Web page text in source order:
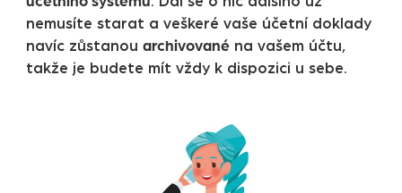
nemusíte starat a veškeré vaše účetní doklady
navíc zůstanou archivované na vašem účtu,
takže je budete mít vždy k dispozici u sebe.